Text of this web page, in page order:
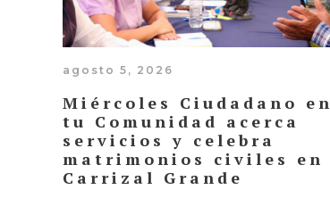
agosto 5, 2026
Miércoles Ciudadano en
tu Comunidad acerca
servicios y celebra
matrimonios civiles en
Carrizal Grande